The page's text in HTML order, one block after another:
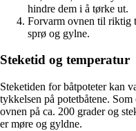
hindre dem i å tørke ut.
Forvarm ovnen til riktig
sprø og gylne.
Steketid og temperatur
Steketiden for båtpoteter kan
tykkelsen på potetbåtene.
ovnen på ca. 200 grader og
er møre og gyldne.